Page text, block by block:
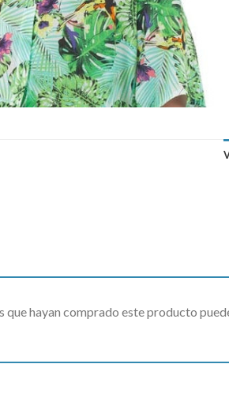
que hayan comprado este producto